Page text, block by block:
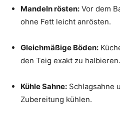
Mandeln rösten: Vor dem
ohne Fett leicht anrösten.
Gleichmäßige Böden:
den Teig exakt zu halbieren.
Kühle Sahne: Schlagsahne
Zubereitung kühlen.